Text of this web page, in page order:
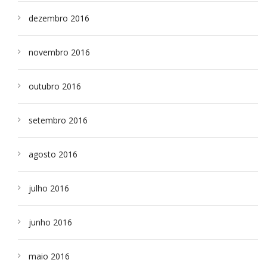
dezembro 2016
novembro 2016
outubro 2016
setembro 2016
agosto 2016
julho 2016
junho 2016
maio 2016